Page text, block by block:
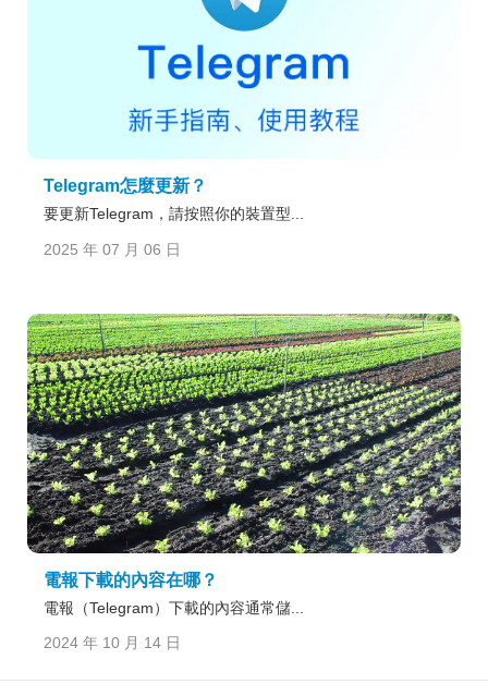
Telegram怎麼更新？
要更新Telegram，請按照你的裝置型...
2025 年 07 月 06 日
電報下載的內容在哪？
電報（Telegram）下載的內容通常儲...
2024 年 10 月 14 日